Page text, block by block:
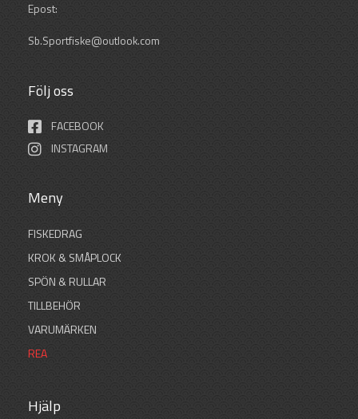
Epost:
Sb.Sportfiske@outlook.com
Följ oss
FACEBOOK
INSTAGRAM
Meny
FISKEDRAG
KROK & SMÅPLOCK
SPÖN & RULLAR
TILLBEHÖR
VARUMÄRKEN
REA
Hjälp